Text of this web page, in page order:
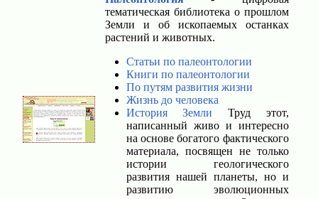
тематическая библиотека о прошлом
Земли и об ископаемых останках
растений и животных.
Статьи по палеонтологии
Книги по палеонтологии
По путям развития жизни
Жизнь до человека
История Земли Труд этот,
написанный живо и интересно
на основе богатого фактического
материала, посвящен не только
истории геологического
развития нашей планеты, но и
развитию эволюционных